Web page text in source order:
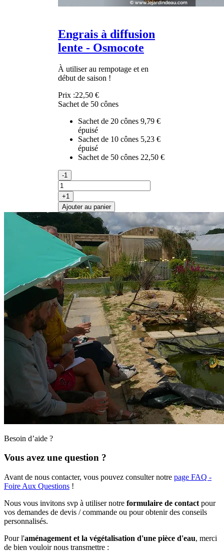
Engrais à diffusion
lente - Osmocote
À utiliser au rempotage et en
début de saison !
Prix :22,50 €
Sachet de 50 cônes
Sachet de 20 cônes 9,79 €
épuisé
Sachet de 10 cônes 5,23 €
épuisé
Sachet de 50 cônes 22,50 €
-1
+1
Ajouter au panier
Besoin d’aide ?
Vous avez une question ?
Avant de nous contacter, vous pouvez consulter notre page FAQ -
Foire Aux Questions !
Nous vous invitons svp à utiliser notre formulaire de contact pour
vos demandes de devis / commande ou pour obtenir des conseils
personnalisés.
Pour l'aménagement et la végétalisation d'une pièce d'eau, merci
de bien vouloir nous transmettre :